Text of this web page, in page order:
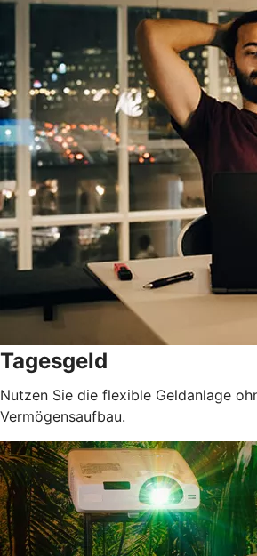
Tagesgeld
Nutzen Sie die flexible Geldanlage
Vermögensaufbau.